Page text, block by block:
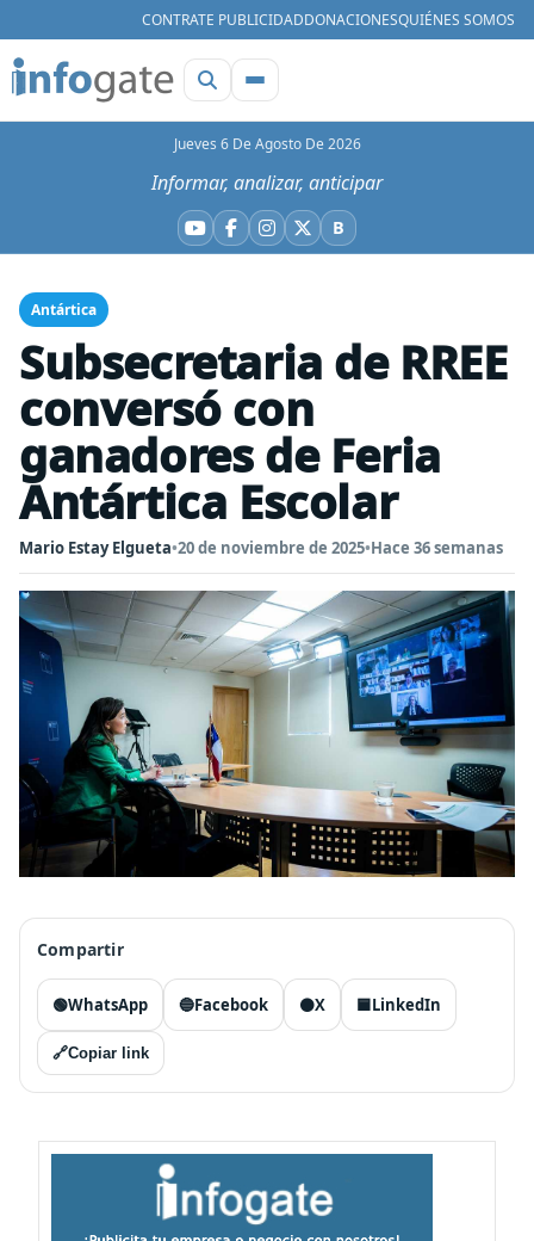
CONTRATE PUBLICIDADDONACIONESQUIÉNES SOMOS
Jueves 6 De Agosto De 2026
Informar, analizar, anticipar
YouTube
Facebook
Instagram
X BBluesky
Antártica
Subsecretaria de RREE
conversó con
ganadores de Feria
Antártica Escolar
Mario Estay Elgueta•20 de noviembre de 2025•Hace 36 semanas
Compartir
🟢WhatsApp 🔵Facebook ⚫X 🟦LinkedIn
🔗Copiar link